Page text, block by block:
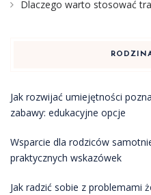
Dlaczego warto stosować
Jak rozwijać umiejętności
zabawy: edukacyjne opcje
Wsparcie dla rodziców
praktycznych wskazówek
Jak radzić sobie z problemami